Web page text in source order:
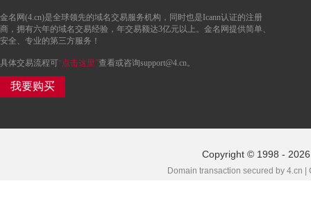
金名网(4.cn)是全球领先的域名交易服务机构，同时也是Icann认证的注册
商，拥有六年的域名交易经验，年交易额达3亿元以上。金名网提供简单、
安全、专业的第三方服务！
具体交易流程可“点击这里”查看或咨询support@4.cn。
我要购买
Copyright © 1998 -
Domain transaction secured by 4.cn